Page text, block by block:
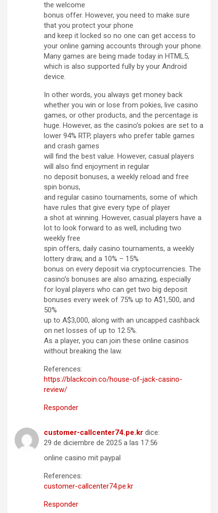
the welcome
bonus offer. However, you need to make sure
that you protect your phone
and keep it locked so no one can get access to
your online gaming accounts through your phone.
Many games are being made today in HTML5,
which is also supported fully by your Android
device.
In other words, you always get money back
whether you win or lose from pokies, live casino
games, or other products, and the percentage is
huge. However, as the casino’s pokies are set to a
lower 94% RTP, players who prefer table games
and crash games
will find the best value. However, casual players
will also find enjoyment in regular
no deposit bonuses, a weekly reload and free
spin bonus,
and regular casino tournaments, some of which
have rules that give every type of player
a shot at winning. However, casual players have a
lot to look forward to as well, including two
weekly free
spin offers, daily casino tournaments, a weekly
lottery draw, and a 10% – 15%
bonus on every deposit via cryptocurrencies. The
casino’s bonuses are also amazing, especially
for loyal players who can get two big deposit
bonuses every week of 75% up to A$1,500, and
50%
up to A$3,000, along with an uncapped cashback
on net losses of up to 12.5%.
As a player, you can join these online casinos
without breaking the law.
References:
https://blackcoin.co/house-of-jack-casino-
review/
Responder
customer-callcenter74.pe.kr dice:
29 de diciembre de 2025 a las 17:56
online casino mit paypal
References:
customer-callcenter74.pe.kr
Responder